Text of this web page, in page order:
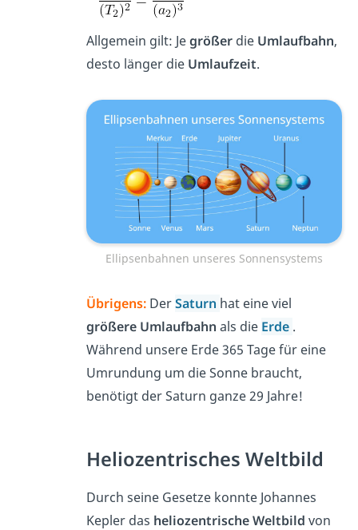
Allgemein gilt: Jegrößerdie Umlaufbahn,
desto länger die Umlaufzeit.
Ellipsenbahnen unseres Sonnensystems
Übrigens:DerSaturn hat eine viel
größere Umlaufbahn als die Erde .
Während unsere Erde 365 Tage für eine
Umrundung um die Sonne braucht,
benötigt der Saturn ganze 29 Jahre!
Heliozentrisches Weltbild
Durch seine Gesetze konnte Johannes
Kepler das heliozentrische Weltbild von